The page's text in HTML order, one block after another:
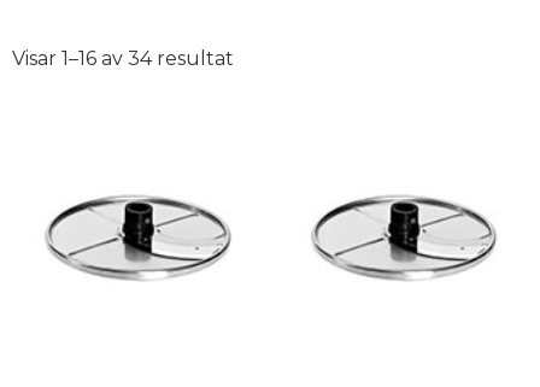
Visar 1–16 av 34 resultat